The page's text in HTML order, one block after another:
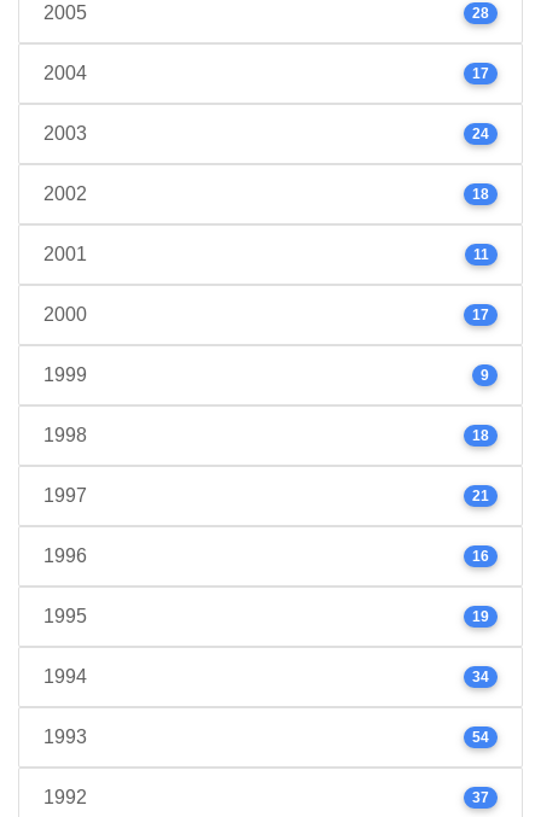
2005 28
2004 17
2003 24
2002 18
2001 11
2000 17
1999 9
1998 18
1997 21
1996 16
1995 19
1994 34
1993 54
1992 37